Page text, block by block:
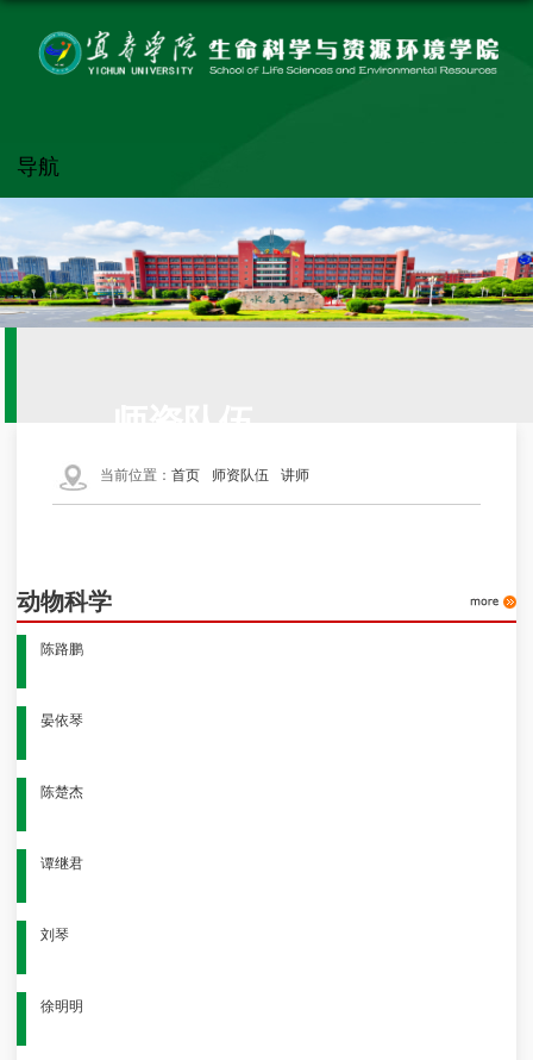
导航
当前位置：首页 师资队伍 讲师
动物科学
陈路鹏
晏依琴
陈楚杰
谭继君
刘琴
徐明明